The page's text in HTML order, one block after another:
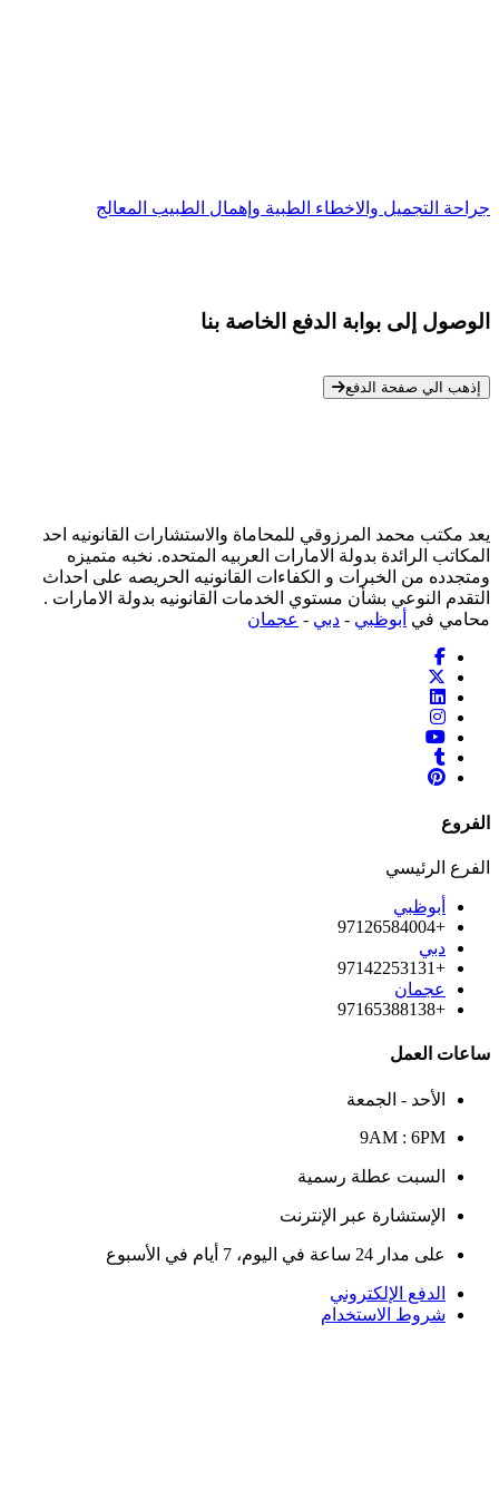
جراحة التجميل والاخطاء الطبية وإهمال الطبيب المعالج
الوصول إلى بوابة الدفع الخاصة بنا
إذهب الي صفحة الدفع
يعد مكتب محمد المرزوقي للمحاماة والاستشارات القانونيه احد
المكاتب الرائدة بدولة الامارات العربيه المتحده. نخبه متميزه
ومتجدده من الخبرات و الكفاءات القانونيه الحريصه على احداث
التقدم النوعي بشأن مستوي الخدمات القانونيه بدولة الامارات .
محامي في أبوظبي - دبي - عجمان
الفروع
الفرع الرئيسي
أبوظبي
+97126584004
دبي
+97142253131
عجمان
+97165388138
ساعات العمل
الأحد - الجمعة
9AM : 6PM
السبت عطلة رسمية
الإستشارة عبر الإنترنت
على مدار 24 ساعة في اليوم، 7 أيام في الأسبوع
الدفع الإلكتروني
شروط الاستخدام